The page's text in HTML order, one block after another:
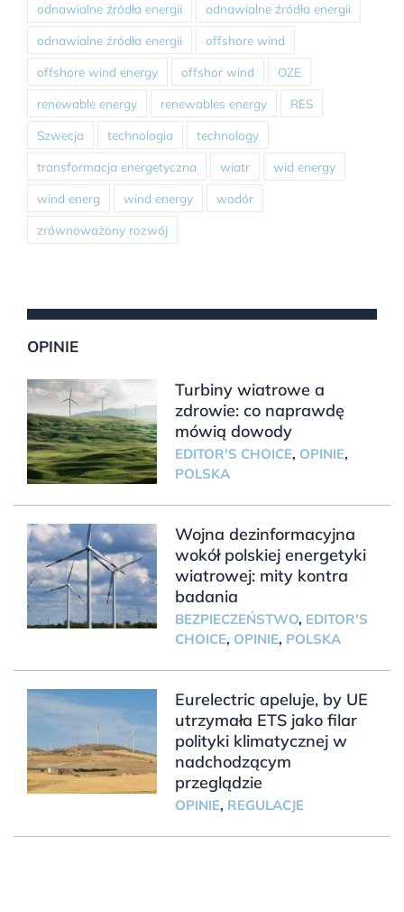
odnawialne źródła energii odnawialne źródła energii
odnawialne źródła energii offshore wind
offshore wind energy offshor wind OZE
renewable energy renewables energy RES
Szwecja technologia technology
transformacja energetyczna wiatr wid energy
wind energ wind energy wodór
zrównoważony rozwój
OPINIE
Turbiny wiatrowe a
zdrowie: co naprawdę
mówią dowody
EDITOR'S CHOICE, OPINIE,
POLSKA
Wojna dezinformacyjna
wokół polskiej energetyki
wiatrowej: mity kontra
badania
BEZPIECZEŃSTWO, EDITOR'S
CHOICE, OPINIE, POLSKA
Eurelectric apeluje, by UE
utrzymała ETS jako filar
polityki klimatycznej w
nadchodzącym
przeglądzie
OPINIE, REGULACJE